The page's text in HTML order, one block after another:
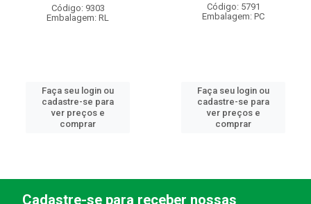
Código: 9303
Embalagem: RL
Faça seu login ou
cadastre-se para
ver preços e
comprar
Código: 5791
Embalagem: PC
Faça seu login ou
cadastre-se para
ver preços e
comprar
Cadastre-se para receber nossas